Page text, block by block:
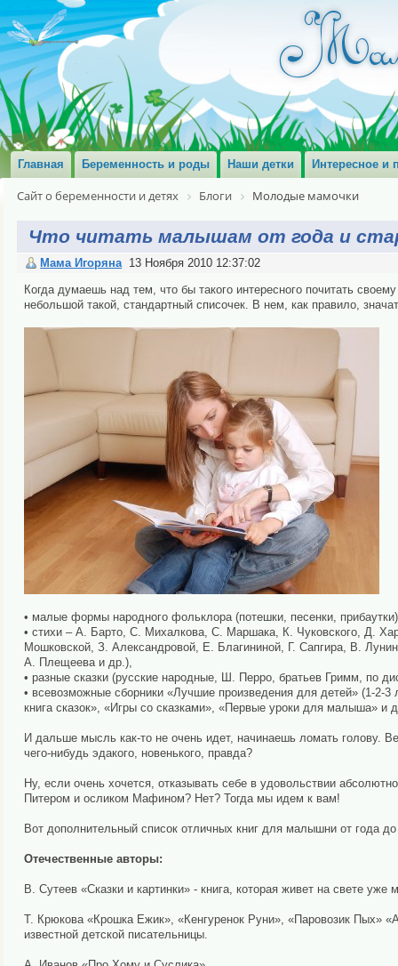
Главная Беременность и роды Наши детки Интересное и
Сайт о беременности и детях Блоги Молодые мамочки
Что читать малышам от года и
Мама Игоряна 13 Ноября 2010 12:37:02
Когда думаешь над тем, что бы такого интересного почитать
небольшой такой, стандартный списочек. В нем, как правило,
• малые формы народного фольклора (потешки, песенки,
• стихи – А. Барто, С. Михалкова, С. Маршака, К. Чуковского, Д.
Мошковской, З. Александровой, Е. Благининой, Г. Сапгира, В.
А. Плещеева и др.),
• разные сказки (русские народные, Ш. Перро, братьев Гримм, по
• всевозможные сборники «Лучшие произведения для детей» (1-
книга сказок», «Игры со сказками», «Первые уроки для малыша» и
И дальше мысль как-то не очень идет, начинаешь ломать голову.
чего-нибудь эдакого, новенького, правда?
Ну, если очень хочется, отказывать себе в удовольствии
Питером и осликом Мафином? Нет? Тогда мы идем к вам!
Вот дополнительный список отличных книг для малышни от года
Отечественные авторы:
В. Сутеев «Сказки и картинки» - книга, которая живет на свете уже
Т. Крюкова «Крошка Ежик», «Кенгуренок Руни», «Паровозик Пых»
известной детской писательницы.